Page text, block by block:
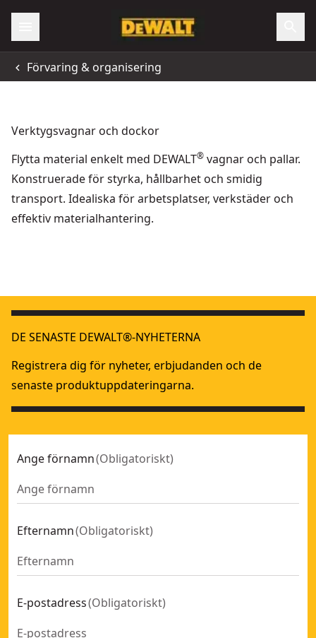
Förvaring & organisering
Verktygsvagnar och dockor
Flytta material enkelt med DEWALT® vagnar och pallar.
Konstruerade för styrka, hållbarhet och smidig
transport. Idealiska för arbetsplatser, verkstäder och
effektiv materialhantering.
TSTAK® Rullvagn- SKU:DWST1-71229
DE SENASTE DEWALT®-NYHETERNA
Registrera dig för nyheter, erbjudanden och de
senaste produktuppdateringarna.
Ange förnamn(Obligatoriskt)
Efternamn(Obligatoriskt)
E-postadress(Obligatoriskt)